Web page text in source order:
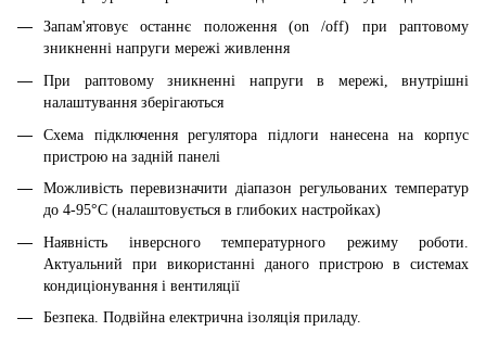
Запам'ятовує останнє положення (on /off) при раптовому
зникненні напруги мережі живлення
При раптовому зникненні напруги в мережі, внутрішні
налаштування зберігаються
Схема підключення регулятора підлоги нанесена на корпус
пристрою на задній панелі
Можливість перевизначити діапазон регульованих температур
до 4-95°С (налаштовується в глибоких настройках)
Наявність інверсного температурного режиму роботи.
Актуальний при використанні даного пристрою в системах
кондиціонування і вентиляції
Безпека. Подвійна електрична ізоляція приладу.